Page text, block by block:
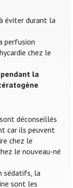
éviter durant la
perfusion
chez le
la
déconseillés
car ils peuvent
chez le
le nouveau-né
sédatifs, la
sont les